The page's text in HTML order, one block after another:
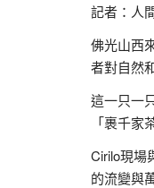
記者：人
佛光山西
者對自然
這一只一
「裹千
Cirilo現場
的流變與